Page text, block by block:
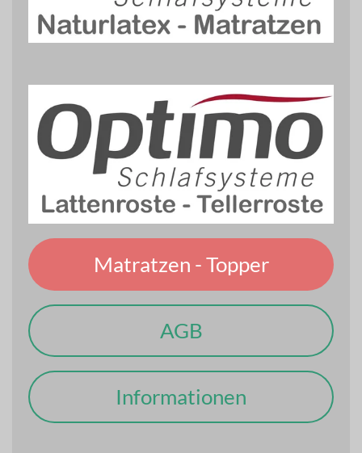
Matratzen - Topper
AGB
Informationen